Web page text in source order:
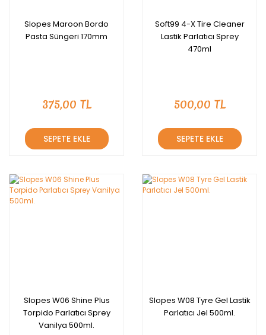
Slopes Maroon Bordo
Pasta Süngeri 170mm
375,00 TL
SEPETE EKLE
Soft99 4-X Tire Cleaner
Lastik Parlatıcı Sprey
470ml
500,00 TL
SEPETE EKLE
Slopes W06 Shine Plus
Torpido Parlatıcı Sprey
Vanilya 500ml.
Slopes W08 Tyre Gel Lastik
Parlatıcı Jel 500ml.